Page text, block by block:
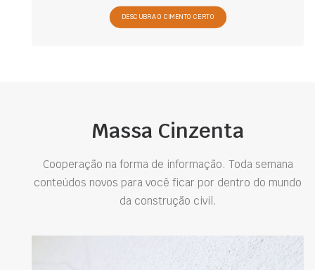
DESCUBRA O CIMENTO CERTO
Massa Cinzenta
Cooperação na forma de informação. Toda semana
conteúdos novos para você ficar por dentro do mundo
da construção civil.